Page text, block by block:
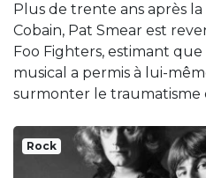
Plus de trente ans après
Cobain, Pat Smear est
Foo Fighters, estimant
musical a permis à lui-
surmonter le traumatisme
Rock